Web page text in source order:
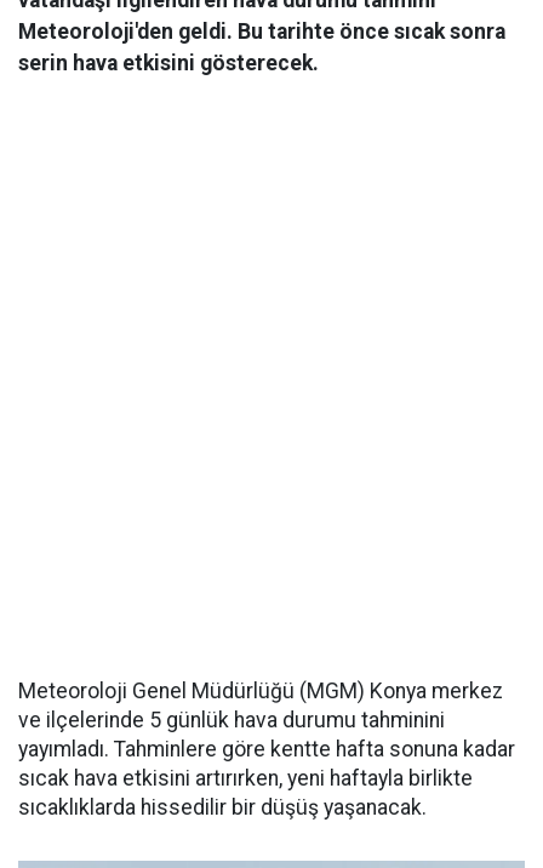
Meteoroloji'den geldi. Bu tarihte önce sıcak sonra
serin hava etkisini gösterecek.
Meteoroloji Genel Müdürlüğü (MGM) Konya merkez
ve ilçelerinde 5 günlük hava durumu tahminini
yayımladı. Tahminlere göre kentte hafta sonuna kadar
sıcak hava etkisini artırırken, yeni haftayla birlikte
sıcaklıklarda hissedilir bir düşüş yaşanacak.